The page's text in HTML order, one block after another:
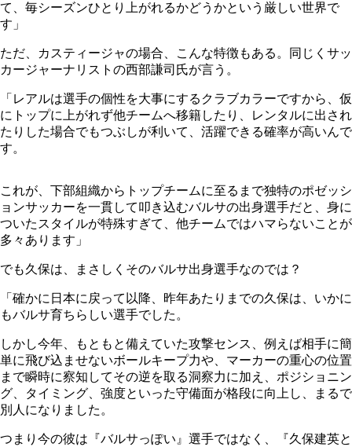
て、毎シーズンひとり上がれるかどうかという厳しい世界で
す」
ただ、カスティージャの場合、こんな特徴もある。同じくサッ
カージャーナリストの西部謙司氏が言う。
「レアルは選手の個性を大事にするクラブカラーですから、仮
にトップに上がれず他チームへ移籍したり、レンタルに出され
たりした場合でもつぶしが利いて、活躍できる確率が高いんで
す。
これが、下部組織からトップチームに至るまで独特のポゼッシ
ョンサッカーを一貫して叩き込むバルサの出身選手だと、身に
ついたスタイルが特殊すぎて、他チームではハマらないことが
多々あります」
でも久保は、まさしくそのバルサ出身選手なのでは？
「確かに日本に戻って以降、昨年あたりまでの久保は、いかに
もバルサ育ちらしい選手でした。
しかし今年、もともと備えていた攻撃センス、例えば相手に簡
単に飛び込ませないボールキープ力や、マーカーの重心の位置
まで瞬時に察知してその逆を取る洞察力に加え、ポジショニン
グ、タイミング、強度といった守備面が格段に向上し、まるで
別人になりました。
つまり今の彼は『バルサっぽい』選手ではなく、『久保建英と